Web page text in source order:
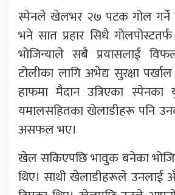
स्पेनले खेलभर २७ पटक गोल गर्ने
भने सात प्रहार सिधै
भोजिन्याले सबै प्रयासलाई
टोलीका लागि अभेद्य सुरक्षा पर्खाल
हाफमा मैदान उत्रिएका स्पेनका
यमालसहितका खेलाडीहरू पनि
असफल भए।
खेल सकिएपछि भावुक बनेका
थिए। साथी खेलाडीहरूले उनलाई